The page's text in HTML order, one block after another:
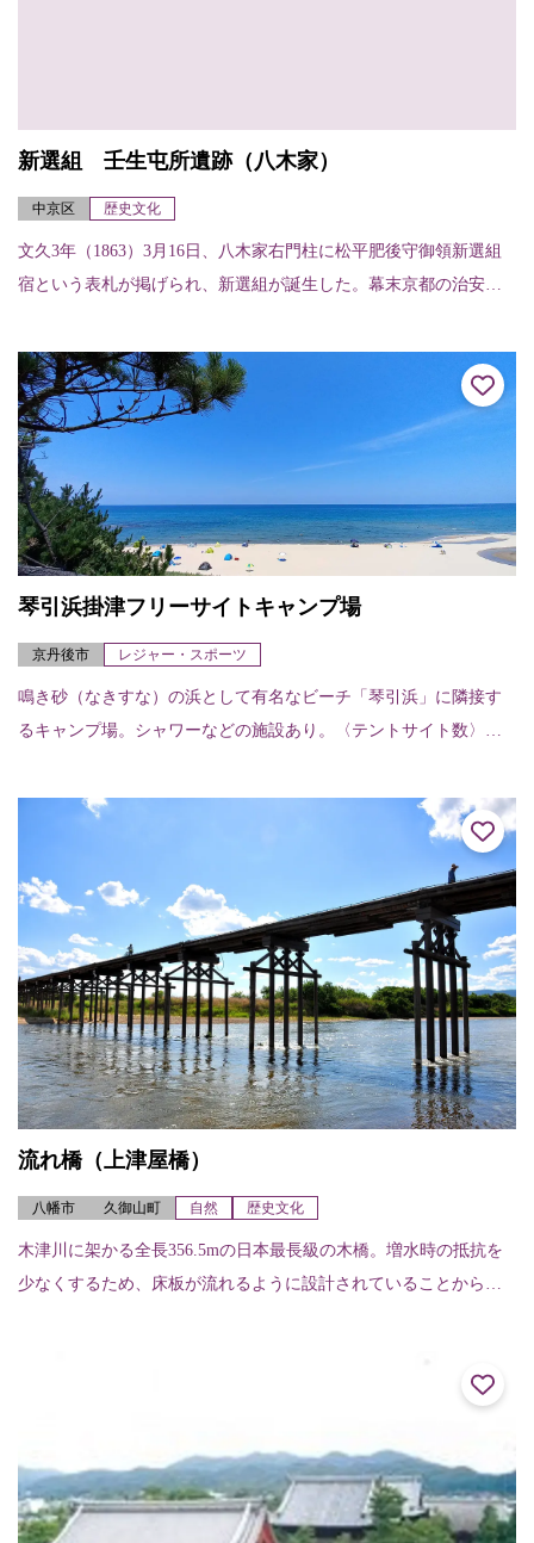
新選組 壬生屯所遺跡（八木家）
中京区 歴史文化
文久3年（1863）3月16日、八木家右門柱に松平肥後守御領新選組
宿という表札が掲げられ、新選組が誕生した。幕末京都の治安を
居に残る刀...
琴引浜掛津フリーサイトキャンプ場
京丹後市 レジャー・スポーツ
鳴き砂（なきすな）の浜として有名なビーチ「琴引浜」に隣接す
るキャンプ場。シャワーなどの施設あり。〈テントサイト数〉フ
流れ橋（上津屋橋）
八幡市 久御山町 自然 歴史文化
木津川に架かる全長356.5mの日本最長級の木橋。増水時の抵抗を
少なくするため、床板が流れるように設計されていることから